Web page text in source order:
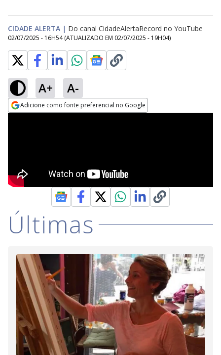
CIDADE ALERTA | Do canal CidadeAlertaRecord no YouTube
02/07/2025 - 16H54 (ATUALIZADO EM 02/07/2025 - 19H04)
A+ A-
Adicione como fonte preferencial no Google
Últimas